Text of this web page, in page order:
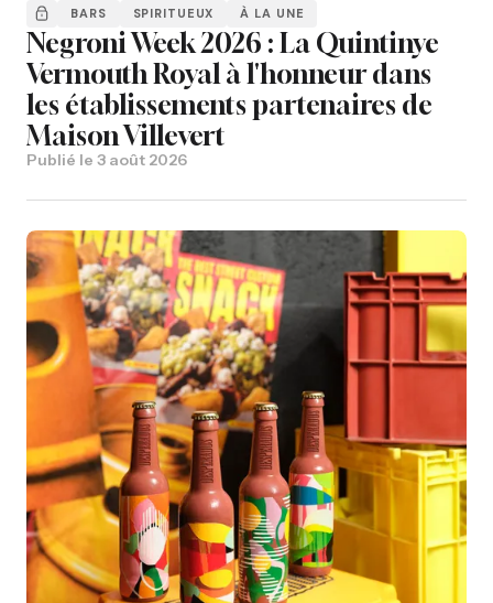
BARS SPIRITUEUX À LA UNE
Negroni Week 2026 : La Quintinye
Vermouth Royal à l'honneur dans
les établissements partenaires de
Maison Villevert
Publié le 3 août 2026